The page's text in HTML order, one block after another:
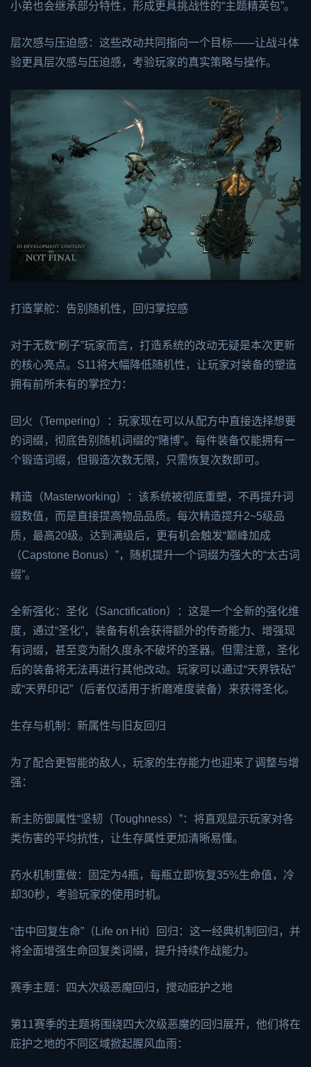
小弟也会继承部分特性，形成更具挑战性的“主题精英包”。
层次感与压迫感：这些改动共同指向一个目标——让战斗体
验更具层次感与压迫感，考验玩家的真实策略与操作。
打造掌舵：告别随机性，回归掌控感
对于无数“刷子”玩家而言，打造系统的改动无疑是本次更新
的核心亮点。S11将大幅降低随机性，让玩家对装备的塑造
拥有前所未有的掌控力：
回火（Tempering）：玩家现在可以从配方中直接选择想要
的词缀，彻底告别随机词缀的“赌博”。每件装备仅能拥有一
个锻造词缀，但锻造次数无限，只需恢复次数即可。
精造（Masterworking）：该系统被彻底重塑，不再提升词
缀数值，而是直接提高物品品质。每次精造提升2~5级品
质，最高20级。达到满级后，更有机会触发“巅峰加成
（Capstone Bonus）”，随机提升一个词缀为强大的“太古词
缀”。
全新强化：圣化（Sanctification）：这是一个全新的强化维
度，通过“圣化”，装备有机会获得额外的传奇能力、增强现
有词缀，甚至变为耐久度永不破坏的圣器。但需注意，圣化
后的装备将无法再进行其他改动。玩家可以通过“天界铁砧”
或“天界印记”（后者仅适用于折磨难度装备）来获得圣化。
生存与机制：新属性与旧友回归
为了配合更智能的敌人，玩家的生存能力也迎来了调整与增
强：
新主防御属性“坚韧（Toughness）”：将直观显示玩家对各
类伤害的平均抗性，让生存属性更加清晰易懂。
药水机制重做：固定为4瓶，每瓶立即恢复35%生命值，冷
却30秒，考验玩家的使用时机。
“击中回复生命”（Life on Hit）回归：这一经典机制回归，并
将全面增强生命回复类词缀，提升持续作战能力。
赛季主题：四大次级恶魔回归，搅动庇护之地
第11赛季的主题将围绕四大次级恶魔的回归展开，他们将在
庇护之地的不同区域掀起腥风血雨：